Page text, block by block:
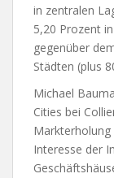
in zentralen
5,20 Prozent
gegenüber
Städten (plus
Michael
Cities bei
Markterholung
Interesse der